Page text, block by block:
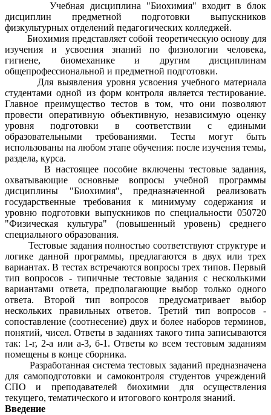
Учебная дисциплина "Биохимия" входит в блок
дисциплин предметной подготовки выпускников
физкультурных отделений педагогических колледжей.
Биохимия представляет собой теоретическую основу для
изучения и усвоения знаний по физиологии человека,
гигиене, биомеханике и другим дисциплинам
общепрофессиональной и предметной подготовки.
Для выявления уровня усвоения учебного материала
студентами одной из форм контроля является тестирование.
Главное преимущество тестов в том, что они позволяют
провести оперативную объективную, независимую оценку
уровня подготовки в соответствии с едиными
образовательными требованиями. Тесты могут быть
использованы на любом этапе обучения: после изучения темы,
раздела, курса.
В настоящее пособие включены тестовые задания,
охватывающие основные вопросы учебной программы
дисциплины "Биохимия", предназначенной реализовать
государственные требования к минимуму содержания и
уровню подготовки выпускников по специальности 050720
"Физическая культура" (повышенный уровень) среднего
специального образования.
Тестовые задания полностью соответствуют структуре и
логике данной программы, предлагаются в двух или трех
вариантах. В тестах встречаются вопросы трех типов. Первый
тип вопросов - типичные тестовые задания с несколькими
вариантами ответа, предполагающие выбор только одного
ответа. Второй тип вопросов предусматривает выбор
нескольких правильных ответов. Третий тип вопросов -
сопоставление (соотнесение) двух и более наборов терминов,
понятий, чисел. Ответы в заданиях такого типа записываются
так: 1-г, 2-а или а-3, б-1. Ответы ко всем тестовым заданиям
помещены в конце сборника.
Разработанная система тестовых заданий предназначена
для самоподготовки и самоконтроля студентов учреждений
СПО и преподавателей биохимии для осуществления
текущего, тематического и итогового контроля знаний.
Введение